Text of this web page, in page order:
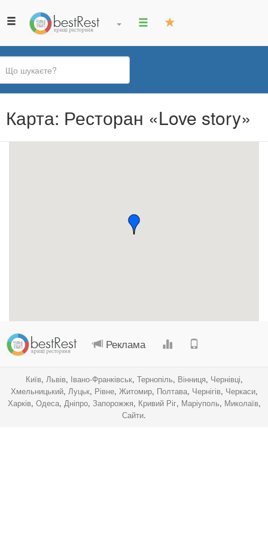
Ви
єКарта: Ресторан «Love story»
Реклама
Київ, Львів, Івано-Франківськ, Тернопіль, Вінниця, Чернівці,
Хмельницький, Луцьк, Рівне, Житомир, Полтава, Чернігів, Черкаси,
Харків, Одеса, Дніпро, Запорожжя, Кривий Ріг, Маріуполь, Миколаїв,
Сайти.